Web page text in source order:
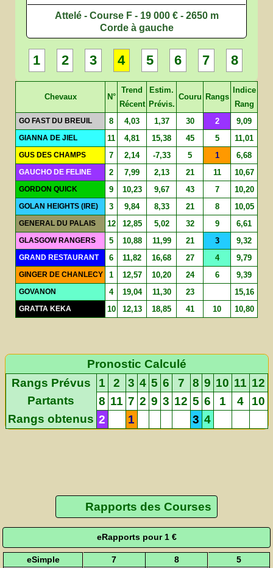
Attelé - Course F - 19 000 € - 2650 m
Corde à gauche
1 2 3 4 5 6 7 8
Chevaux N°
Trend
Récent
Estim.
Prévis.
Couru Rangs
Indice
Rang
GO FAST DU BREUIL 8 4,03 1,37 30 2 9,09
GIANNA DE JIEL 11 4,81 15,38 45 5 11,01
GUS DES CHAMPS 7 2,14 -7,33 5 1 6,68
GAUCHO DE FELINE 2 7,99 2,13 21 11 10,67
GORDON QUICK 9 10,23 9,67 43 7 10,20
GOLAN HEIGHTS (IRE) 3 9,84 8,33 21 8 10,05
GENERAL DU PALAIS 12 12,85 5,02 32 9 6,61
GLASGOW RANGERS 5 10,88 11,99 21 3 9,32
GRAND RESTAURANT 6 11,82 16,68 27 4 9,79
GINGER DE CHANLECY 1 12,57 10,20 24 6 9,39
GOVANON 4 19,04 11,30 23 15,16
GRATTA KEKA 10 12,13 18,85 41 10 10,80
Pronostic Calculé
Rangs Prévus
1 2 3 4 5 6 7 8 9 10 11 12
Partants
8 11 7 2 9 3 12 5 6 1 4
10
Rangs obtenus 2 1 3 4
Rapports des Courses
eRapports pour 1 €
eSimple 7 8
5